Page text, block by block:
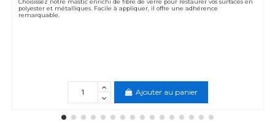
Choisissez notre mastic enrichi de fibre de verre pour restaurer vos surfaces en
polyester et métalliques. Facile à appliquer, il offre une adhérence
remarquable.
Ajouter au panier